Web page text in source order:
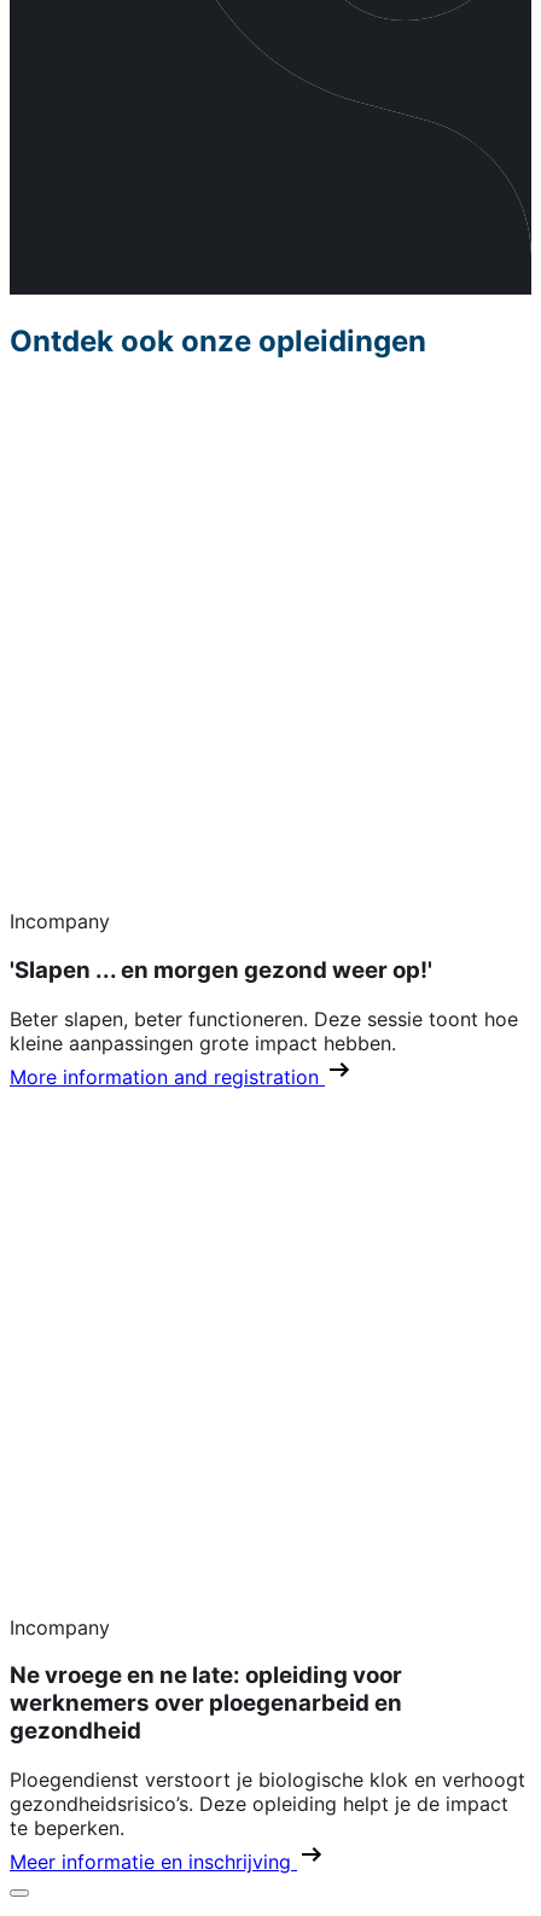
Ontdek ook onze opleidingen
Incompany
'Slapen ... en morgen gezond weer op!'
Beter slapen, beter functioneren. Deze sessie toont hoe
kleine aanpassingen grote impact hebben.
More information and registration
Incompany
Ne vroege en ne late: opleiding voor
werknemers over ploegenarbeid en
gezondheid
Ploegendienst verstoort je biologische klok en verhoogt
gezondheidsrisico’s. Deze opleiding helpt je de impact
te beperken.
Meer informatie en inschrijving